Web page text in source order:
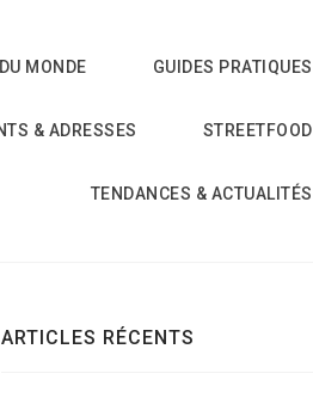
MONDE GUIDES PRATIQUES
& ADRESSES STREETFOOD
TENDANCES & ACTUALITÉS
ARTICLES RÉCENTS